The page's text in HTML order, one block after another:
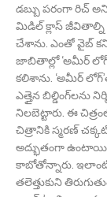
డబ్బు పరంగా రిచ్
మిడిల్ క్లాస్
చేశాను. ఎంతో వైబ్
జాబితాల్లో ‘అమీర్ లోగ్’
కలిశాను. ‘అమీర్
ఎత్తైన బిల్డింగ్‌లను
నిలబెట్టారు. ఈ
చిత్రానికి స్మరణ్
అద్భుతంగా ఉంటాయి.
కాబోతోన్నారు. ఇలాంటి
తలెత్తుకుని